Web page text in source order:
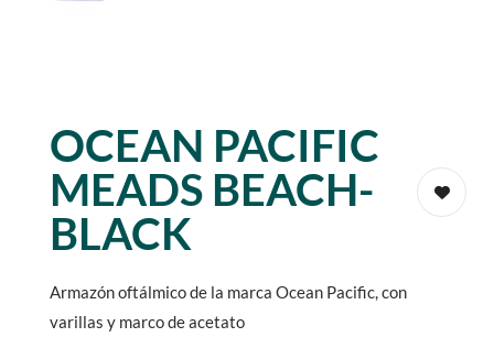
OCEAN PACIFIC
MEADS BEACH-
BLACK
Armazón oftálmico de la marca Ocean Pacific, con
varillas y marco de acetato